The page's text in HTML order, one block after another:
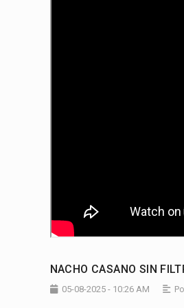
NACHO CASANO SIN
05-08-2025 - 10:26 AM